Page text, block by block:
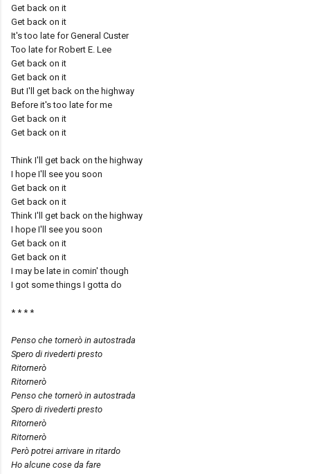
Get back on it
Get back on it
It's too late for General Custer
Too late for Robert E. Lee
Get back on it
Get back on it
But I'll get back on the highway
Before it's too late for me
Get back on it
Get back on it
Think I'll get back on the highway
I hope I'll see you soon
Get back on it
Get back on it
Think I'll get back on the highway
I hope I'll see you soon
Get back on it
Get back on it
I may be late in comin' though
I got some things I gotta do
* * * *
Penso che tornerò in autostrada
Spero di rivederti presto
Ritornerò
Ritornerò
Penso che tornerò in autostrada
Spero di rivederti presto
Ritornerò
Ritornerò
Però potrei arrivare in ritardo
Ho alcune cose da fare